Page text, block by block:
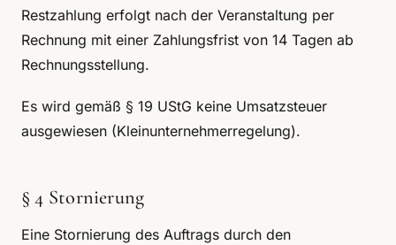
Restzahlung erfolgt nach der Veranstaltung per
Rechnung mit einer Zahlungsfrist von 14 Tagen ab
Rechnungsstellung.
Es wird gemäß § 19 UStG keine Umsatzsteuer
ausgewiesen (Kleinunternehmerregelung).
§ 4 Stornierung
Eine Stornierung des Auftrags durch den